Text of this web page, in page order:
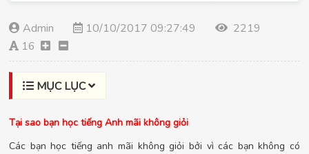
Admin 10/10/2017 09:27:49
2219
16
MỤC LỤC
Tại sao bạn học tiếng Anh mãi không giỏi
Các bạn học tiếng anh mãi không giỏi bởi vì các bạn không có